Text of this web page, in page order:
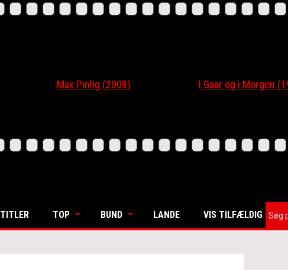
Max Pinlig (2008) I Gaar og i Morgen (1945)
TITLER TOP BUND LANDE VIS TILFÆLDIG